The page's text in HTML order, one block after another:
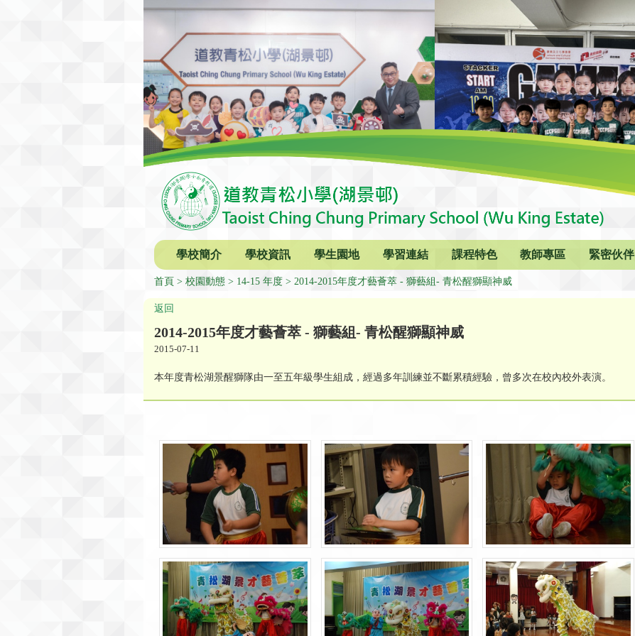
學校簡介 學校資訊 學生園地 學習連結 課程特色 教師專區 緊密伙伴
首頁 校園動態 14-15 年度 2014-2015年度才藝薈萃 - 獅藝組- 青松醒獅顯神威
返回
2014-2015年度才藝薈萃 - 獅藝組- 青松醒獅顯神威
2015-07-11
本年度青松湖景醒獅隊由一至五年級學生組成，經過多年訓練並不斷累積經驗，曾多次在校內校外表演。